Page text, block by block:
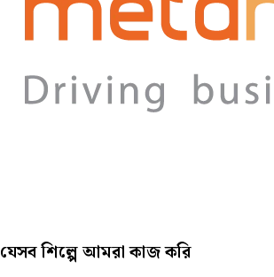
যেসব শিল্পে আমরা কাজ করি